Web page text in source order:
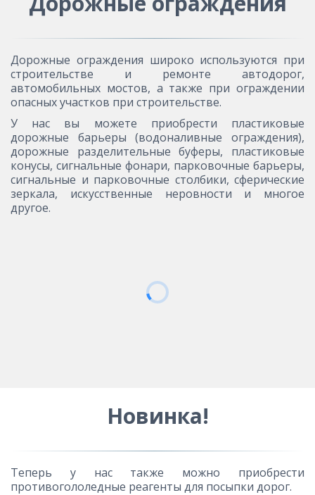
Дорожные ограждения широко используются при
строительстве и ремонте автодорог,
автомобильных мостов, а также при ограждении
опасных участков при строительстве.
У нас вы можете приобрести пластиковые
дорожные барьеры (водоналивные ограждения),
дорожные разделительные буферы, пластиковые
конусы, сигнальные фонари, парковочные барьеры,
сигнальные и парковочные столбики, сферические
зеркала, искусственные неровности и многое
другое.
Новинка!
Теперь у нас также можно приобрести
противогололедные реагенты для посыпки дорог.